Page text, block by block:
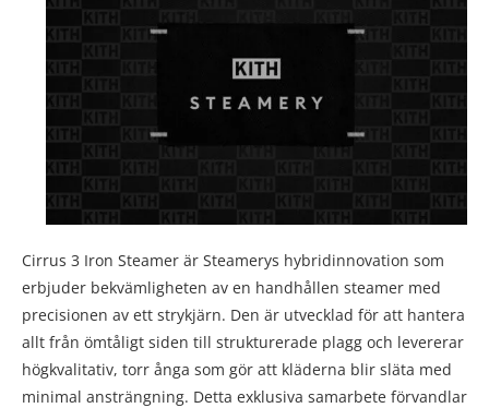
Cirrus 3 Iron Steamer är Steamerys hybridinnovation som
erbjuder bekvämligheten av en handhållen steamer med
precisionen av ett strykjärn. Den är utvecklad för att hantera
allt från ömtåligt siden till strukturerade plagg och levererar
högkvalitativ, torr ånga som gör att kläderna blir släta med
minimal ansträngning. Detta exklusiva samarbete förvandlar